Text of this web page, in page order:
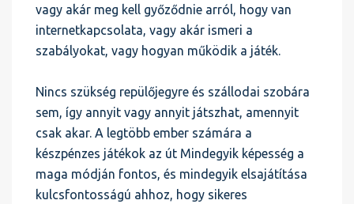
vagy akár meg kell győződnie arról, hogy van
internetkapcsolata, vagy akár ismeri a
szabályokat, vagy hogyan működik a játék.
Nincs szükség repülőjegyre és szállodai szobára
sem, így annyit vagy annyit játszhat, amennyit
csak akar. A legtöbb ember számára a
készpénzes játékok az út Mindegyik képesség a
maga módján fontos, és mindegyik elsajátítása
kulcsfontosságú ahhoz, hogy sikeres